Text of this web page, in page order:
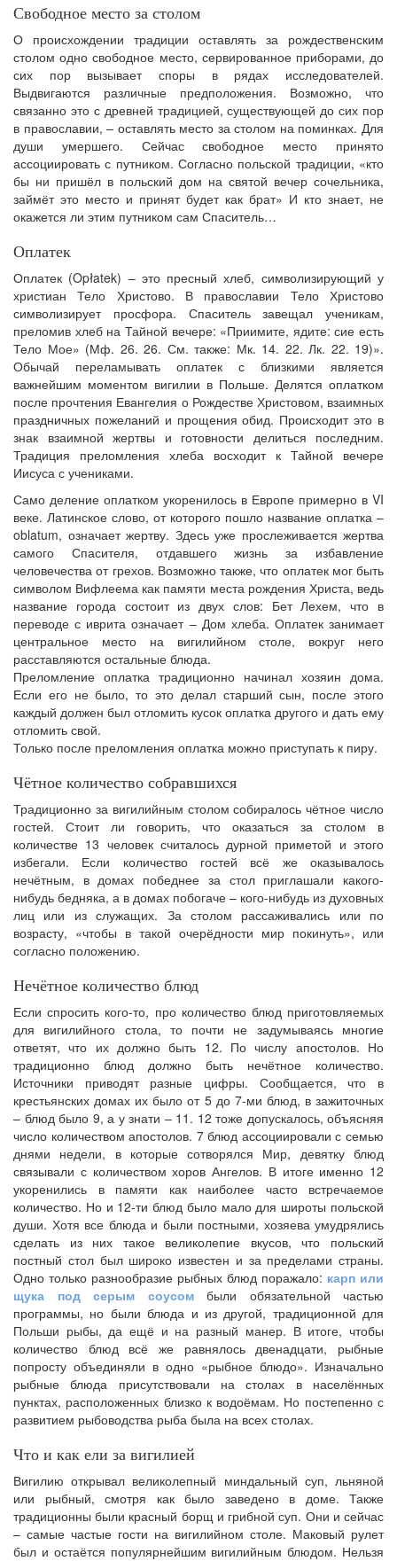
Свободное место за столом
О происхождении традиции оставлять за рождественским
столом одно свободное место, сервированное приборами, до
сих пор вызывает споры в рядах исследователей.
Выдвигаются различные предположения. Возможно, что
связанно это с древней традицией, существующей до сих пор
в православии, – оставлять место за столом на поминках. Для
души умершего. Сейчас свободное место принято
ассоциировать с путником. Согласно польской традиции, «кто
бы ни пришёл в польский дом на святой вечер сочельника,
займёт это место и принят будет как брат» И кто знает, не
окажется ли этим путником сам Спаситель…
Оплатек
Оплатек (Opłatek) – это пресный хлеб, символизирующий у
христиан Тело Христово. В православии Тело Христово
символизирует просфора. Спаситель завещал ученикам,
преломив хлеб на Тайной вечере: «Приимите, ядите: сие есть
Тело Мое» (Мф. 26. 26. См. также: Мк. 14. 22. Лк. 22. 19)».
Обычай переламывать оплатек с близкими является
важнейшим моментом вигилии в Польше. Делятся оплатком
после прочтения Евангелия о Рождестве Христовом, взаимных
праздничных пожеланий и прощения обид. Происходит это в
знак взаимной жертвы и готовности делиться последним.
Традиция преломления хлеба восходит к Тайной вечере
Иисуса с учениками.
Само деление оплатком укоренилось в Европе примерно в VI
веке. Латинское слово, от которого пошло название оплатка –
oblatum, означает жертву. Здесь уже прослеживается жертва
самого Спасителя, отдавшего жизнь за избавление
человечества от грехов. Возможно также, что оплатек мог быть
символом Вифлеема как памяти места рождения Христа, ведь
название города состоит из двух слов: Бет Лехем, что в
переводе с иврита означает – Дом хлеба. Оплатек занимает
центральное место на вигилийном столе, вокруг него
расставляются остальные блюда.
Преломление оплатка традиционно начинал хозяин дома.
Если его не было, то это делал старший сын, после этого
каждый должен был отломить кусок оплатка другого и дать ему
отломить свой.
Только после преломления оплатка можно приступать к пиру.
Чётное количество собравшихся
Традиционно за вигилийным столом собиралось чётное число
гостей. Стоит ли говорить, что оказаться за столом в
количестве 13 человек считалось дурной приметой и этого
избегали. Если количество гостей всё же оказывалось
нечётным, в домах победнее за стол приглашали какого-
нибудь бедняка, а в домах побогаче – кого-нибудь из духовных
лиц или из служащих. За столом рассаживались или по
возрасту, «чтобы в такой очерёдности мир покинуть», или
согласно положению.
Нечётное количество блюд
Если спросить кого-то, про количество блюд приготовляемых
для вигилийного стола, то почти не задумываясь многие
ответят, что их должно быть 12. По числу апостолов. Но
традиционно блюд должно быть нечётное количество.
Источники приводят разные цифры. Сообщается, что в
крестьянских домах их было от 5 до 7-ми блюд, в зажиточных
– блюд было 9, а у знати – 11. 12 тоже допускалось, объясняя
число количеством апостолов. 7 блюд ассоциировали с семью
днями недели, в которые сотворялся Мир, девятку блюд
связывали с количеством хоров Ангелов. В итоге именно 12
укоренились в памяти как наиболее часто встречаемое
количество. Но и 12-ти блюд было мало для широты польской
души. Хотя все блюда и были постными, хозяева умудрялись
сделать из них такое великолепие вкусов, что польский
постный стол был широко известен и за пределами страны.
Одно только разнообразие рыбных блюд поражало: карп или
щука под серым соусомбыли обязательной частью
программы, но были блюда и из другой, традиционной для
Польши рыбы, да ещё и на разный манер. В итоге, чтобы
количество блюд всё же равнялось двенадцати, рыбные
попросту объединяли в одно «рыбное блюдо». Изначально
рыбные блюда присутствовали на столах в населённых
пунктах, расположенных близко к водоёмам. Но постепенно с
развитием рыбоводства рыба была на всех столах.
Что и как ели за вигилией
Вигилию открывал великолепный миндальный суп, льняной
или рыбный, смотря как было заведено в доме. Также
традиционны были красный борщ и грибной суп. Они и сейчас
– самые частые гости на вигилийном столе. Маковый рулет
был и остаётся популярнейшим вигилийным блюдом. Нельзя